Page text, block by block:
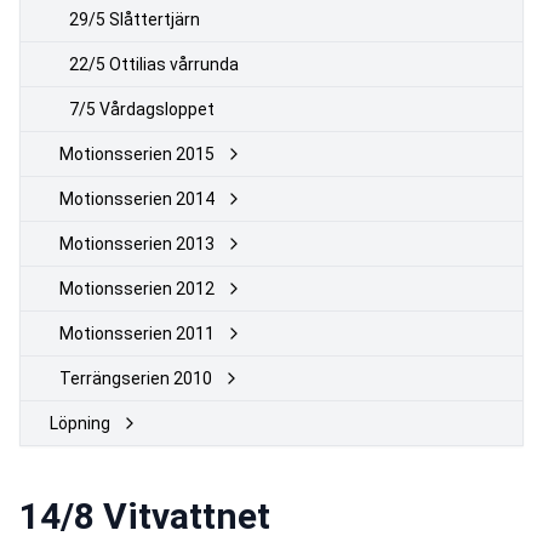
29/5 Slåttertjärn
22/5 Ottilias vårrunda
7/5 Vårdagsloppet
Motionsserien 2015
Motionsserien 2014
Motionsserien 2013
Motionsserien 2012
Motionsserien 2011
Terrängserien 2010
Löpning
14/8 Vitvattnet